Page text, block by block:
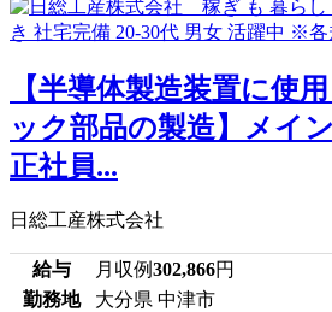
【半導体製造装置に使
ック部品の製造】メイ
正社員...
日総工産株式会社
給与 月収例302,866円
勤務地
大分県 中津市